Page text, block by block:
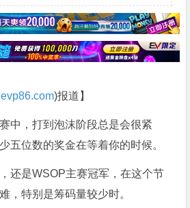
)报道】
中，打到泡沫阶段总是会很紧
五位数的奖金在等着你的时候。
还是WSOP主赛冠军，在这个节
，特别是筹码量较少时。